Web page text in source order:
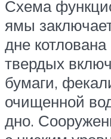
Схема
ямы
дне
твердых
бумаги,
очищенной
дно.